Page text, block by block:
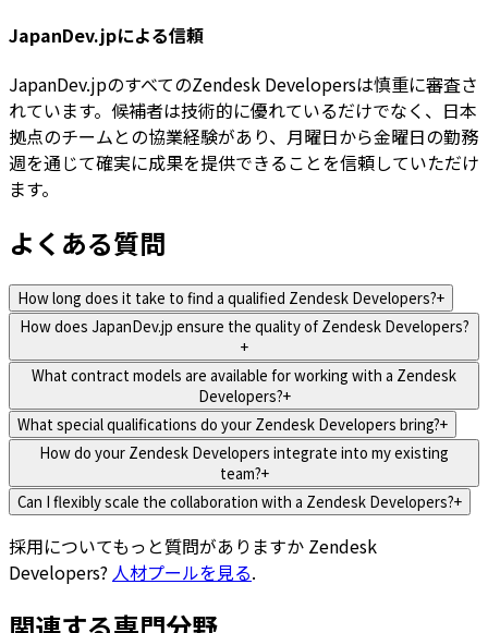
JapanDev.jpによる信頼
JapanDev.jpのすべてのZendesk Developersは慎重に審査さ
れています。候補者は技術的に優れているだけでなく、日本
拠点のチームとの協業経験があり、月曜日から金曜日の勤務
週を通じて確実に成果を提供できることを信頼していただけ
ます。
よくある質問
How long does it take to find a qualified Zendesk Developers?+
How does JapanDev.jp ensure the quality of Zendesk Developers?
+
What contract models are available for working with a Zendesk
Developers?+
What special qualifications do your Zendesk Developers bring?+
How do your Zendesk Developers integrate into my existing
team?+
Can I flexibly scale the collaboration with a Zendesk Developers?+
採用についてもっと質問がありますか Zendesk
Developers? 人材プールを見る.